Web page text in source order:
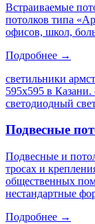
Встраиваемые
потолков типа
офисов, школ,
Подробнее →
светильники
595х595 в Казани.
светодиодный
Подвесные
Подвесные и
тросах и
общественных
нестандартные
Подробнее →